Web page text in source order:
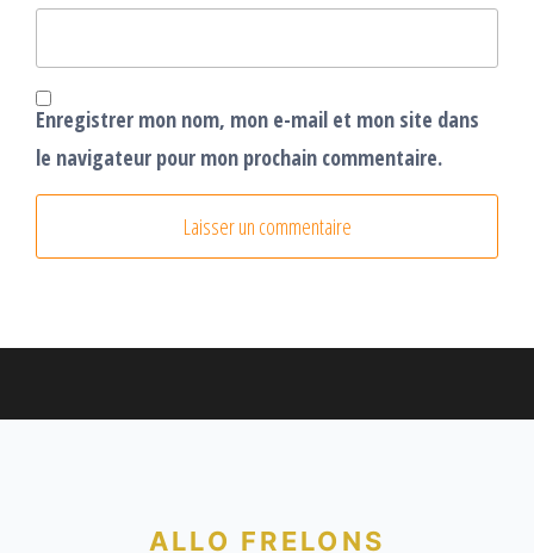
Enregistrer mon nom, mon e-mail et mon site dans
le navigateur pour mon prochain commentaire.
ALLO FRELONS